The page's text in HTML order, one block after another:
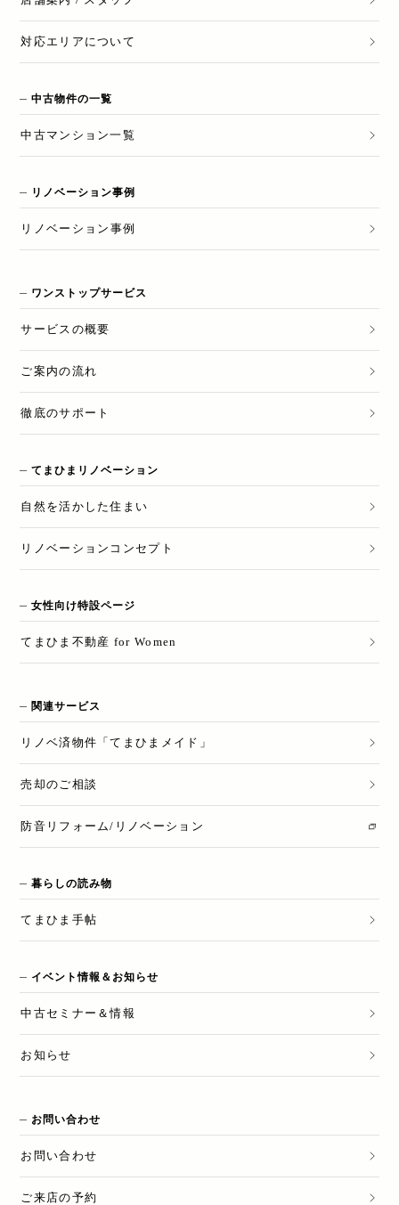
対応エリアについて
中古物件の一覧
中古マンション一覧
リノベーション事例
リノベーション 事例
ワンストップサービス
サービスの概要
ご案内の流れ
徹底のサポート
てまひまリノベーション
自然を活かした住まい
リノベーションコンセプト
女性向け特設ページ
てまひま不動産 for Women
関連サービス
リノベ済物件「てまひまメイド」
売却のご相談
防音リフォーム/リノベーション
暮らしの読み物
てまひま手帖
イベント情報＆お知らせ
中古セミナー＆情報
お知らせ
お問い合わせ
お問い合わせ
ご来店の予約